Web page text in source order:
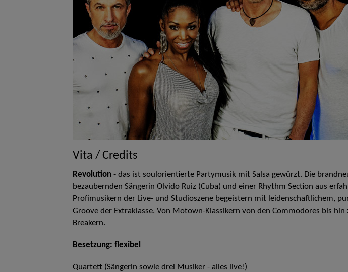
Vita / Credits
Revolution - das ist soulorientierte Partymusik mit Salsa gewürzt. Die
bezaubernden Sängerin Olvido Ruiz (Cuba) und einer Rhythm Section aus
Profimusikern der Live- und Studioszene begeistern mit leidenschaftlichem,
Groove der Extraklasse. Von Motown-Klassikern von den Commodores bis hin
Breakern.
Besetzung: flexibel
Quartett (Sängerin sowie drei Musiker - alles live!)